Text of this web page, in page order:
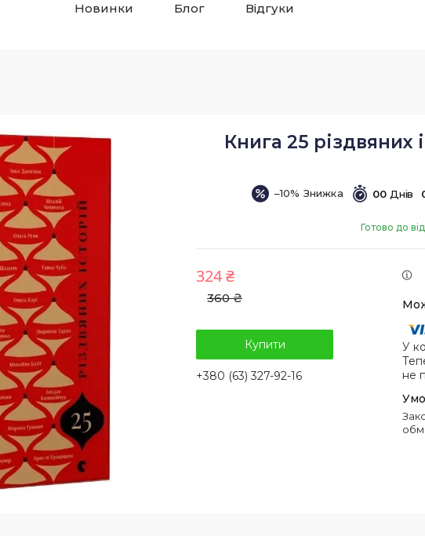
Новинки Блог Відгуки
Книга 25 різдвяних
–10% 00 Днів
Готово до
360 ₴
324 ₴
Купити
+380 (63) 327-92-16
У
не
Законом не передбачено повернення та